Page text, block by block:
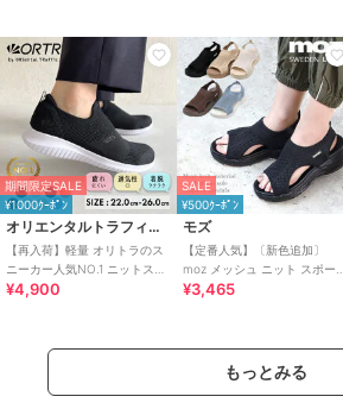
期間限定SALE
¥1000ｸｰﾎﾟﾝ
オリエンタルトラフィック
【再入荷】軽量 オリトラのス
ニーカー人気NO.1 ニットスニ
ーカー スリッポン /3709
¥4,900
SALE
¥500ｸｰﾎﾟﾝ
モズ
【定番人気】〔新色追加〕
moz メッシュ ニット スポーツ
サンダル
¥3,465
もっとみる